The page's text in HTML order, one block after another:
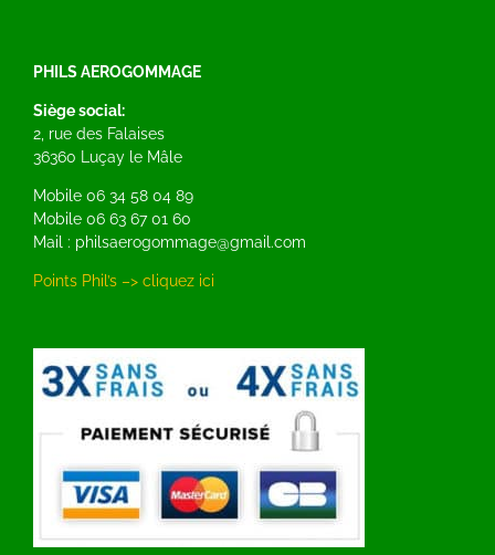
PHILS AEROGOMMAGE
Siège social:
2, rue des Falaises
36360 Luçay le Mâle
Mobile 06 34 58 04 89
Mobile 06 63 67 01 60
Mail : philsaerogommage@gmail.com
Points Phil’s –> cliquez ici